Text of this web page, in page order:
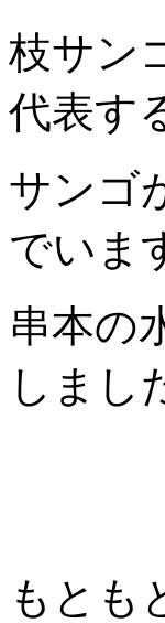
枝サン
代表す
サンゴ
でいま
串本の
しまし
もとも